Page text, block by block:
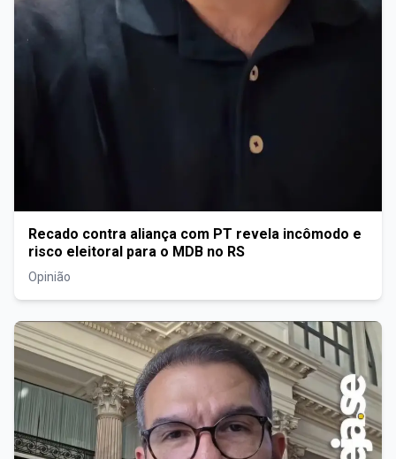
Recado contra aliança com PT revela incômodo e
risco eleitoral para o MDB no RS
Opinião